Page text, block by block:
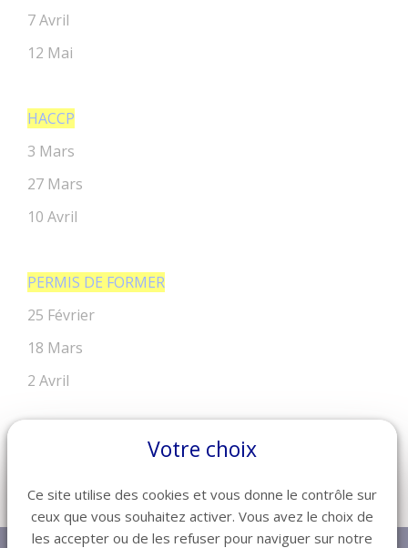
7 Avril
12 Mai
HACCP
3 Mars
27 Mars
10 Avril
PERMIS DE FORMER
25 Février
18 Mars
2 Avril
Pour vous inscrire: https://www.asforest.com/
Retour
Votre choix
Ce site utilise des cookies et vous donne le contrôle sur
ceux que vous souhaitez activer. Vous avez le choix de
les accepter ou de les refuser pour naviguer sur notre